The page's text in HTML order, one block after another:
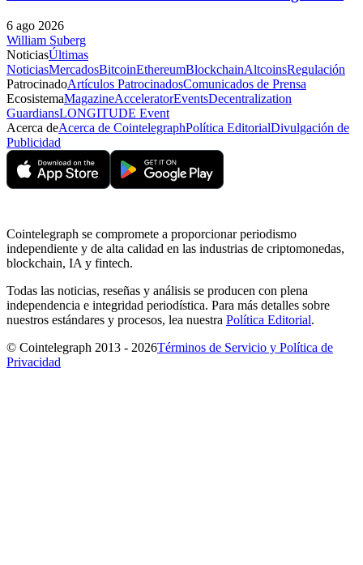
6 ago 2026
William Suberg
NoticiasÚltimas
NoticiasMercadosBitcoinEthereumBlockchainAltcoinsRegulación
PatrocinadoArtículos PatrocinadosComunicados de Prensa
EcosistemaMagazineAcceleratorEventsDecentralization
GuardiansLONGITUDE Event
Acerca deAcerca de CointelegraphPolítica EditorialDivulgación de
Publicidad
Cointelegraph se compromete a proporcionar periodismo
independiente y de alta calidad en las industrias de criptomonedas,
blockchain, IA y fintech.
Todas las noticias, reseñas y análisis se producen con plena
independencia e integridad periodística. Para más detalles sobre
nuestros estándares y procesos, lea nuestra Política Editorial.
© Cointelegraph 2013 - 2026Términos de Servicio y Política de
Privacidad